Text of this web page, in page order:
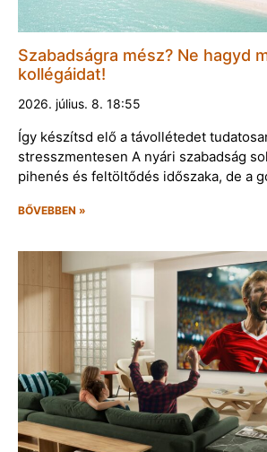
Szabadságra mész? Ne hagyd
kollégáidat!
2026. július. 8. 18:55
Így készítsd elő a távollétedet
stresszmentesen A nyári szabadság
pihenés és feltöltődés időszaka, de a
BŐVEBBEN »